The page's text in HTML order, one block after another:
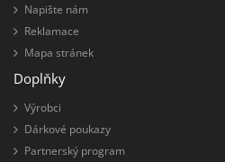
Napište nám
Reklamace
Mapa stránek
Doplňky
Výrobci
Dárkové poukazy
Partnerský program